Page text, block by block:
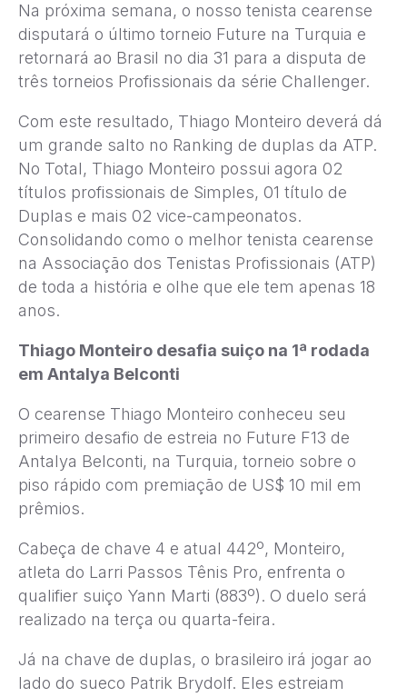
Na próxima semana, o nosso tenista cearense
disputará o último torneio Future na Turquia e
retornará ao Brasil no dia 31 para a disputa de
três torneios Profissionais da série Challenger.
Com este resultado, Thiago Monteiro deverá dá
um grande salto no Ranking de duplas da ATP.
No Total, Thiago Monteiro possui agora 02
títulos profissionais de Simples, 01 título de
Duplas e mais 02 vice-campeonatos.
Consolidando como o melhor tenista cearense
na Associação dos Tenistas Profissionais (ATP)
de toda a história e olhe que ele tem apenas 18
anos.
Thiago Monteiro desafia suiço na 1ª rodada
em Antalya Belconti
O cearense Thiago Monteiro conheceu seu
primeiro desafio de estreia no Future F13 de
Antalya Belconti, na Turquia, torneio sobre o
piso rápido com premiação de US$ 10 mil em
prêmios.
Cabeça de chave 4 e atual 442º, Monteiro,
atleta do Larri Passos Tênis Pro, enfrenta o
qualifier suiço Yann Marti (883º). O duelo será
realizado na terça ou quarta-feira.
Já na chave de duplas, o brasileiro irá jogar ao
lado do sueco Patrik Brydolf. Eles estreiam